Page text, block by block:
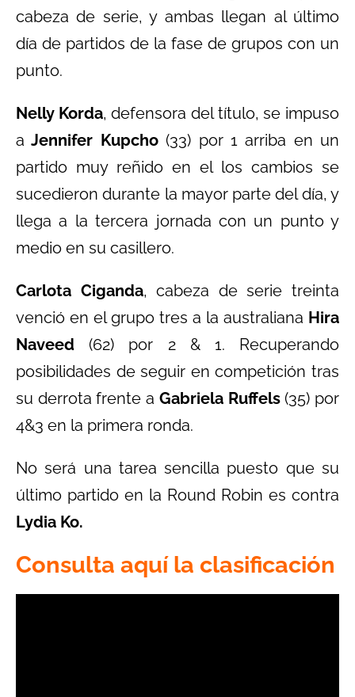
cabeza de serie, y ambas llegan al último
día de partidos de la fase de grupos con un
punto.
Nelly Korda, defensora del título, se impuso
a Jennifer Kupcho(33) por 1 arriba en un
partido muy reñido en el los cambios se
sucedieron durante la mayor parte del día, y
llega a la tercera jornada con un punto y
medio en su casillero.
Carlota Ciganda, cabeza de serie treinta
venció en el grupo tres a la australiana Hira
Naveed (62) por 2 & 1. Recuperando
posibilidades de seguir en competición tras
su derrota frente a Gabriela Ruffels(35) por
4&3 en la primera ronda.
No será una tarea sencilla puesto que su
último partido en la Round Robin es contra
Lydia Ko.
Consulta aquí la clasificación